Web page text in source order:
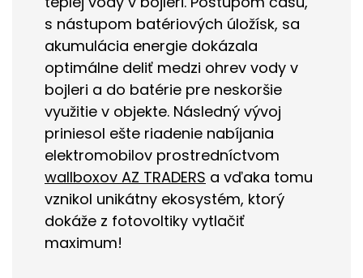
s nástupom batériových úložísk, sa
akumulácia energie dokázala
optimálne deliť medzi ohrev vody v
bojleri a do batérie pre neskoršie
využitie v objekte. Následný vývoj
priniesol ešte riadenie nabíjania
elektromobilov prostredníctvom
wallboxov AZ TRADERS a vďaka tomu
vznikol unikátny ekosystém, ktorý
dokáže z fotovoltiky vytlačiť
maximum!